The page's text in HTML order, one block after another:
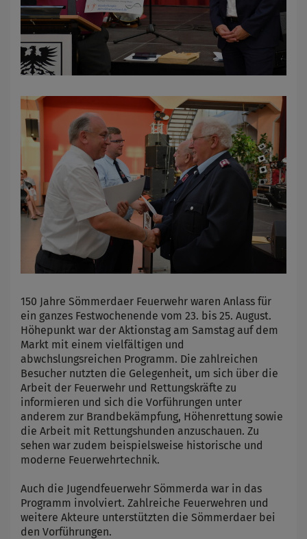
150 Jahre Sömmerdaer Feuerwehr waren Anlass für
ein ganzes Festwochenende vom 23. bis 25. August.
Höhepunkt war der Aktionstag am Samstag auf dem
Markt mit einem vielfältigen und
abwchslungsreichen Programm. Die zahlreichen
Besucher nutzten die Gelegenheit, um sich über die
Arbeit der Feuerwehr und Rettungskräfte zu
informieren und sich die Vorführungen unter
anderem zur Brandbekämpfung, Höhenrettung sowie
die Arbeit mit Rettungshunden anzuschauen. Zu
sehen war zudem beispielsweise historische und
moderne Feuerwehrtechnik.
Auch die Jugendfeuerwehr Sömmerda war in das
Programm involviert. Zahlreiche Feuerwehren und
weitere Akteure unterstützten die Sömmerdaer bei
den Vorführungen.